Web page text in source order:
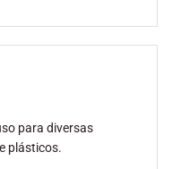
para diversas
plásticos.